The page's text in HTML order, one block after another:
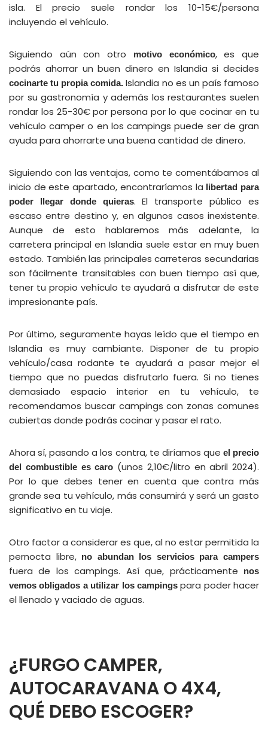
isla. El precio suele rondar los 10-15€/persona
incluyendo el vehículo.
Siguiendo aún con otro motivo económico, es que
podrás ahorrar un buen dinero en Islandia si decides
cocinarte tu propia comida. Islandia no es un país famoso
por su gastronomía y además los restaurantes suelen
rondar los 25-30€ por persona por lo que cocinar en tu
vehículo camper o en los campings puede ser de gran
ayuda para ahorrarte una buena cantidad de dinero.
Siguiendo con las ventajas, como te comentábamos al
inicio de este apartado, encontraríamos la libertad para
poder llegar donde quieras. El transporte público es
escaso entre destino y, en algunos casos inexistente.
Aunque de esto hablaremos más adelante, la
carretera principal en Islandia suele estar en muy buen
estado. También las principales carreteras secundarias
son fácilmente transitables con buen tiempo así que,
tener tu propio vehículo te ayudará a disfrutar de este
impresionante país.
Por último, seguramente hayas leído que el tiempo en
Islandia es muy cambiante. Disponer de tu propio
vehículo/casa rodante te ayudará a pasar mejor el
tiempo que no puedas disfrutarlo fuera. Si no tienes
demasiado espacio interior en tu vehículo, te
recomendamos buscar campings con zonas comunes
cubiertas donde podrás cocinar y pasar el rato.
Ahora sí, pasando a los contra, te diríamos que el precio
del combustible es caro (unos 2,10€/litro en abril 2024).
Por lo que debes tener en cuenta que contra más
grande sea tu vehículo, más consumirá y será un gasto
significativo en tu viaje.
Otro factor a considerar es que, al no estar permitida la
pernocta libre, no abundan los servicios para campers
fuera de los campings. Así que, prácticamente nos
vemos obligados a utilizar los campingspara poder hacer
el llenado y vaciado de aguas.
¿FURGO CAMPER,
AUTOCARAVANA O 4X4,
QUÉ DEBO ESCOGER?